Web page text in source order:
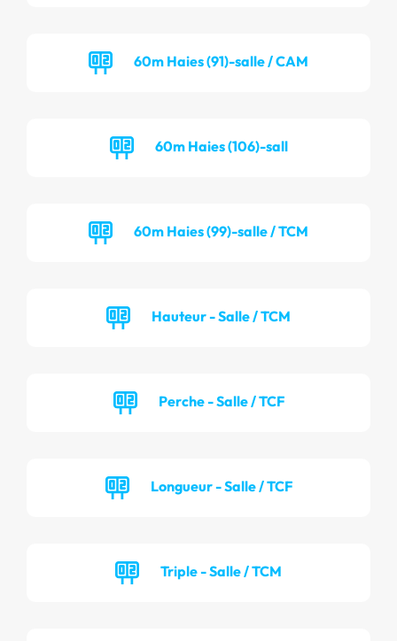
60m Haies (91)-salle / CAM
60m Haies (106)-sall
60m Haies (99)-salle / TCM
Hauteur - Salle / TCM
Perche - Salle / TCF
Longueur - Salle / TCF
Triple - Salle / TCM